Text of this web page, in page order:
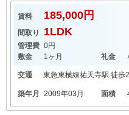
賃料 185,000円
間取り 1LDK
管理費 0円
敷金
1ヶ月 礼金
交通 東急東横線祐天寺駅 徒歩
築年月 2009年03月 面積